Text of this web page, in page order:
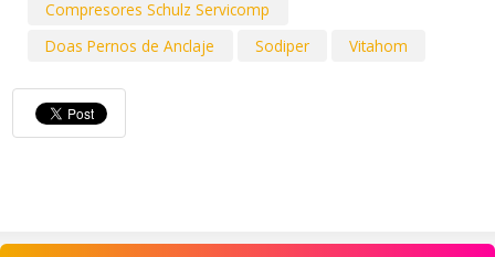
Compresores Schulz Servicomp
Doas Pernos de Anclaje
Sodiper Vitahom